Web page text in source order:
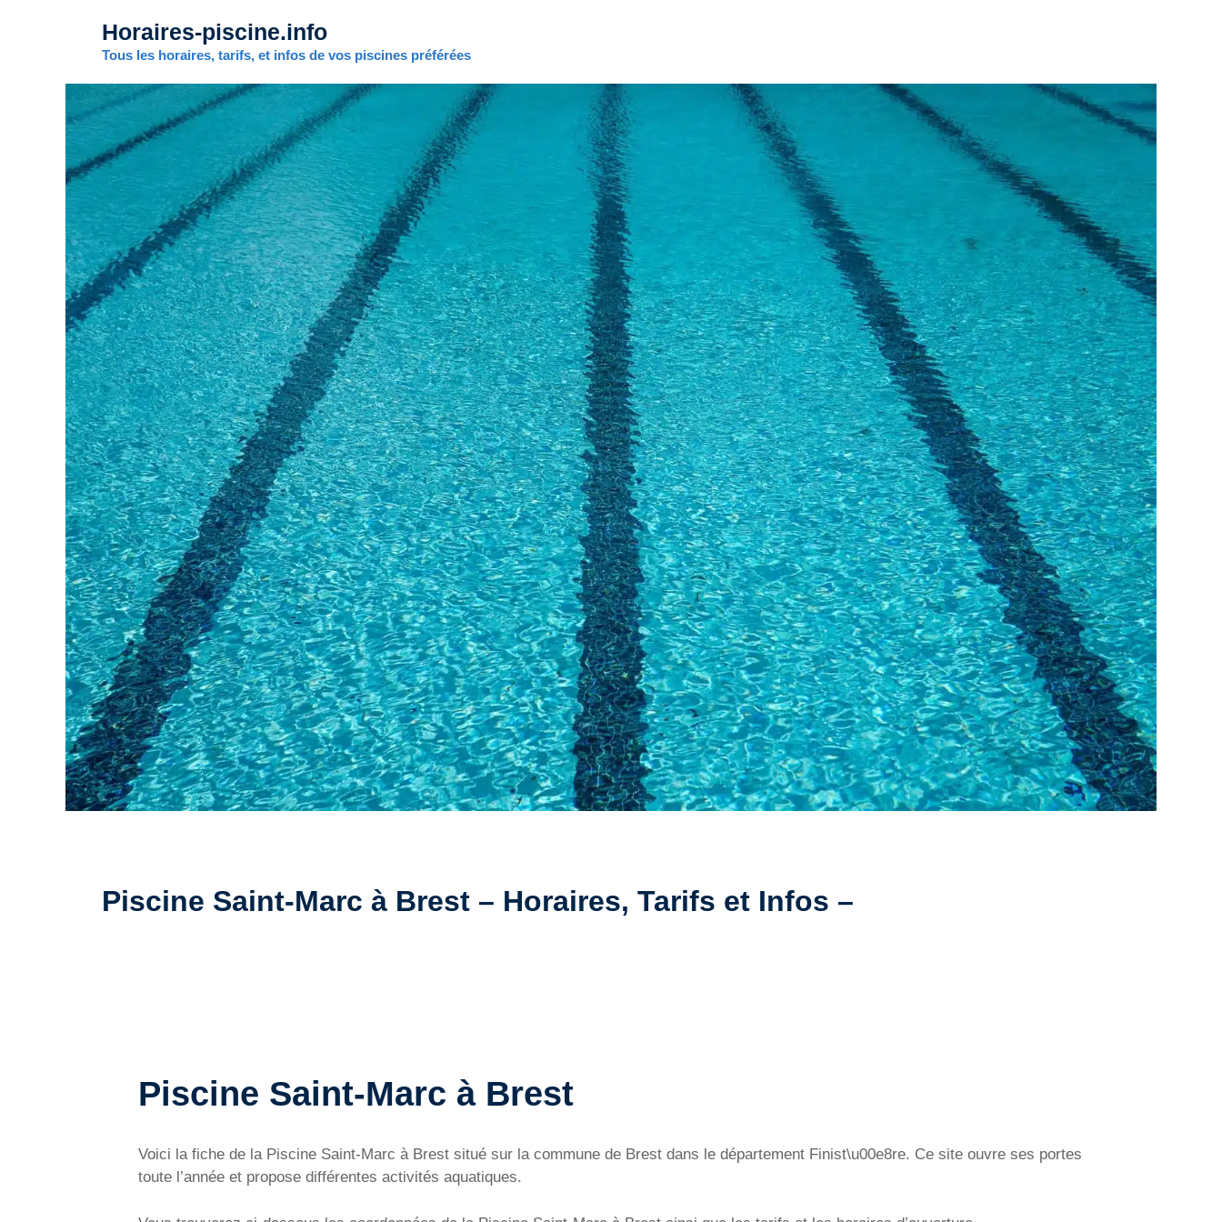
Horaires-piscine.info
Tous les horaires, tarifs, et infos de vos piscines préférées
Piscine Saint-Marc à Brest – Horaires, Tarifs et Infos –
Piscine Saint-Marc à Brest
Voici la fiche de la Piscine Saint-Marc à Brest situé sur la commune de Brest dans le département Finist\u00e8re. Ce site ouvre ses portes
toute l’année et propose différentes activités aquatiques.